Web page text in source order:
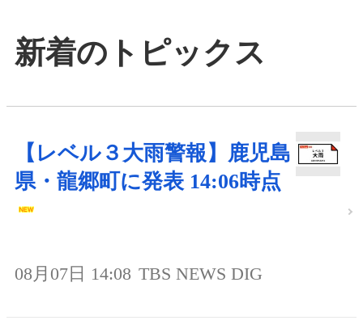
新着のトピックス
【レベル３大雨警報】鹿児島
県・龍郷町に発表 14:06時点
08月07日 14:08 TBS NEWS DIG